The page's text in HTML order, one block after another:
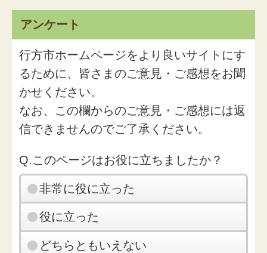
アンケート
行方市ホームページをより良いサイトにす
るために、皆さまのご意見・ご感想をお聞
かせください。
なお、この欄からのご意見・ご感想には返
信できませんのでご了承ください。
Q.このページはお役に立ちましたか？
非常に役に立った
役に立った
どちらともいえない